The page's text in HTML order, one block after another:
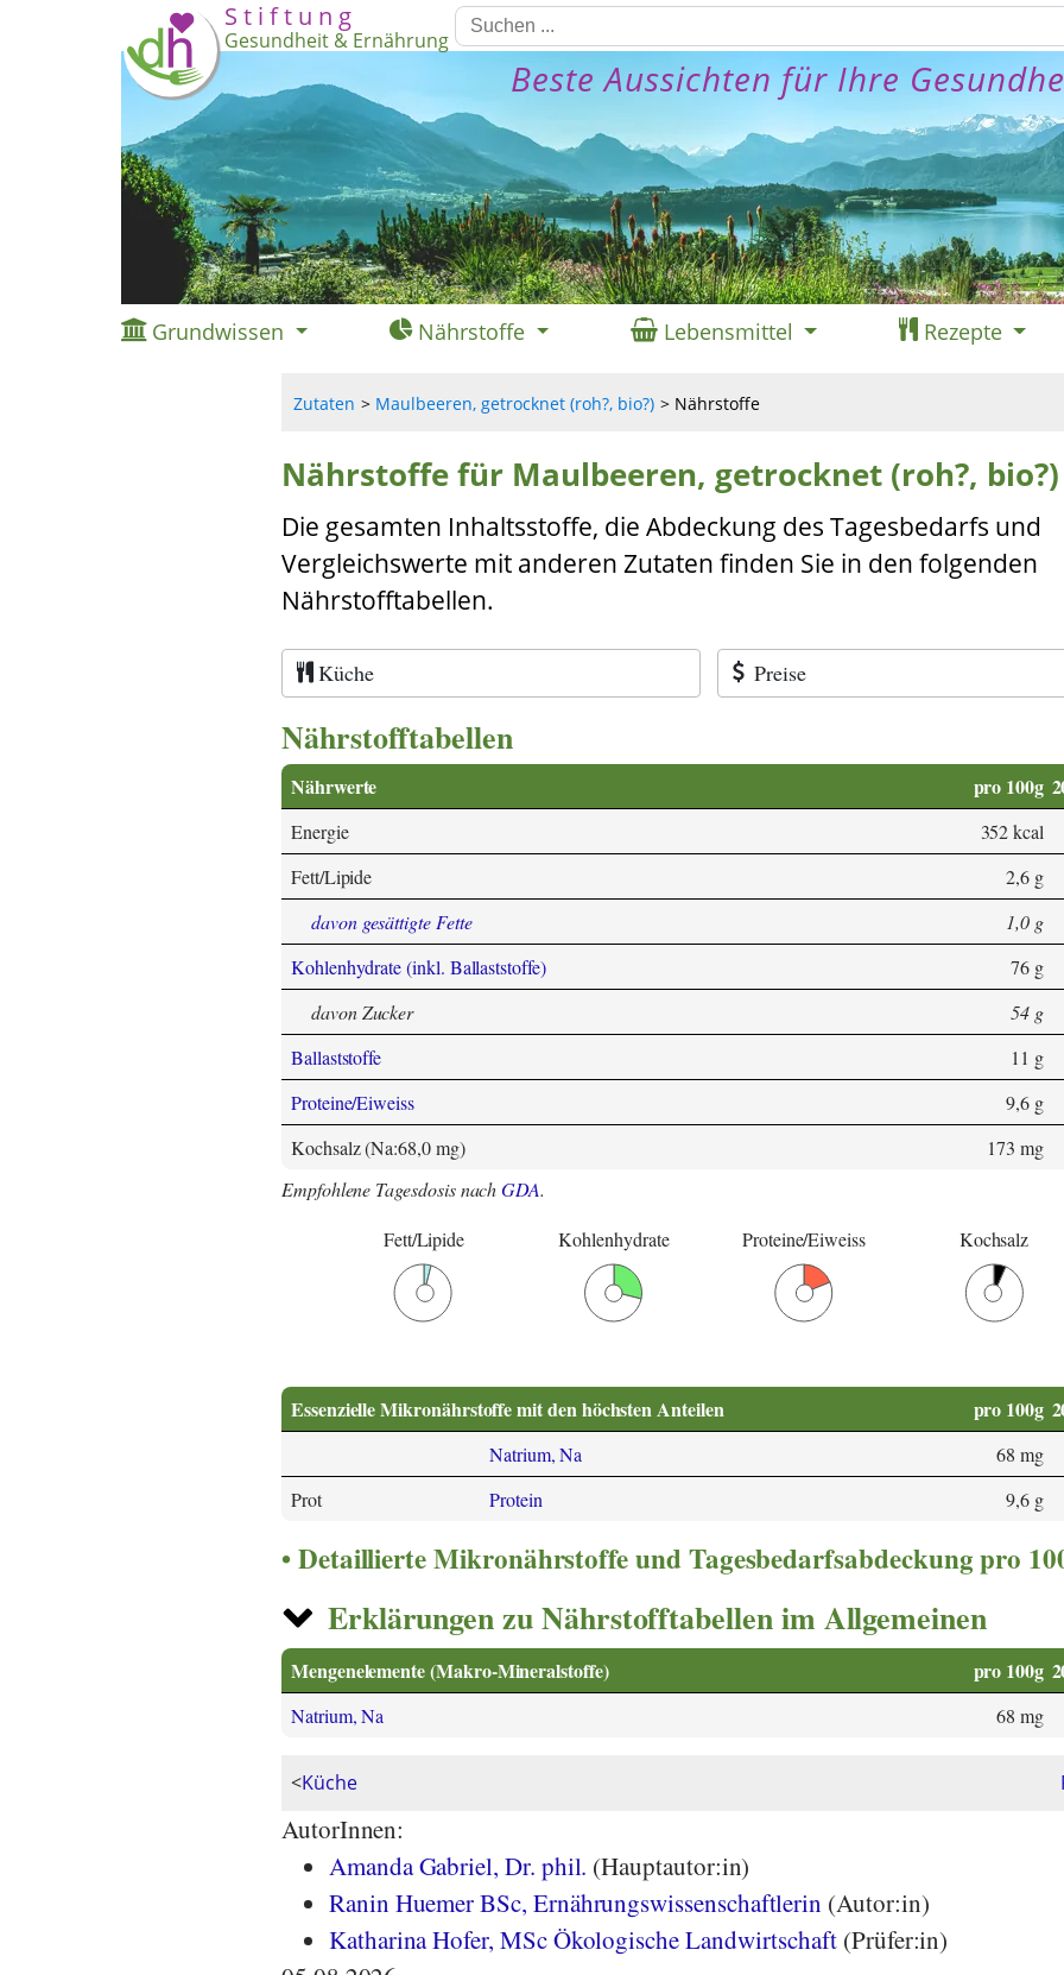
S t i f t u n g
Gesundheit & Ernährung
Beste Aussichten für Ihre
Grundwissen Nährstoffe Lebensmittel Rezepte
Zutaten Maulbeeren, getrocknet (roh?, bio?) Nährstoffe
Nährstoffe für Maulbeeren, getrocknet (roh?, bio?)
Die gesamten Inhaltsstoffe, die Abdeckung des Tagesbedarfs und
Vergleichswerte mit anderen Zutaten finden Sie in den folgenden
Nährstofftabellen.
Küche Preise
Nährstofftabellen
Nährwerte pro 100g
Energie 352 kcal
Fett/Lipide
2,6 g
davon gesättigte Fette
1,0 g
Kohlenhydrate (inkl. Ballaststoffe)
76 g
davon Zucker
54 g
Ballaststoffe
11 g
Proteine/Eiweiss
9,6 g
Kochsalz (Na:68,0 mg)
173 mg
Empfohlene Tagesdosis nachGDA.
Fett/Lipide
Kohlenhydrate Proteine/Eiweiss Kochsalz
Essenzielle Mikronährstoffe mit den höchsten Anteilen pro 100g
Natrium, Na 68 mg
Prot
Protein 9,6 g
Detaillierte Mikronährstoffe und Tagesbedarfsabdeckung pro
Erklärungen zu Nährstofftabellen im Allgemeinen
Mengenelemente (Makro-Mineralstoffe) pro 100g
Natrium, Na 68 mg
<Küche
AutorInnen:
Amanda Gabriel, Dr. phil. (Hauptautor:in)
Ranin Huemer BSc, Ernährungswissenschaftlerin (Autor:in)
Katharina Hofer, MSc Ökologische Landwirtschaft (Prüfer:in)